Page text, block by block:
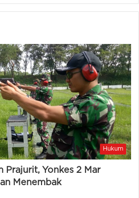
Hukum
Prajurit, Yonkes 2 Mar
Menembak